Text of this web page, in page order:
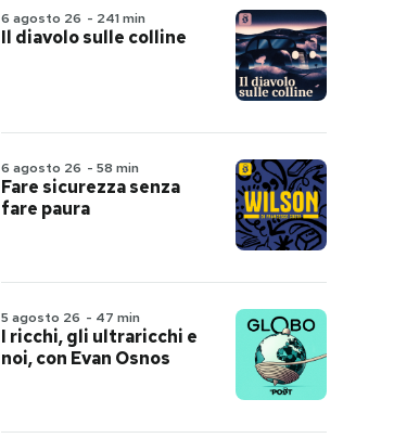
6 agosto 26 - 241 min
Il diavolo sulle colline
6 agosto 26 - 58 min
Fare sicurezza senza
fare paura
5 agosto 26 - 47 min
I ricchi, gli ultraricchi e
noi, con Evan Osnos